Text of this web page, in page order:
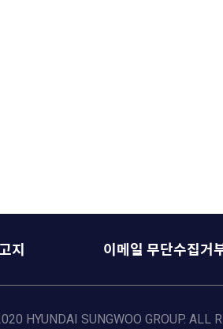
지 이메일 무단수집거
HYUNDAI SUNGWOO GROUP. ALL